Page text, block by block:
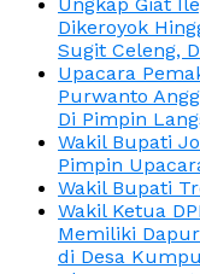
Dikeroyok
Sugit Celeng,
Upacara
Purwanto
Di Pimpin
Wakil Bupati
Pimpin
Wakil Bupati
Wakil Ketua
Memiliki
di Desa